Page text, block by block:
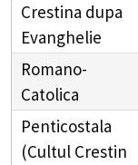
Crestina dupa
Evanghelie
Romano-
Catolica
Penticostala
(Cultul Crestin